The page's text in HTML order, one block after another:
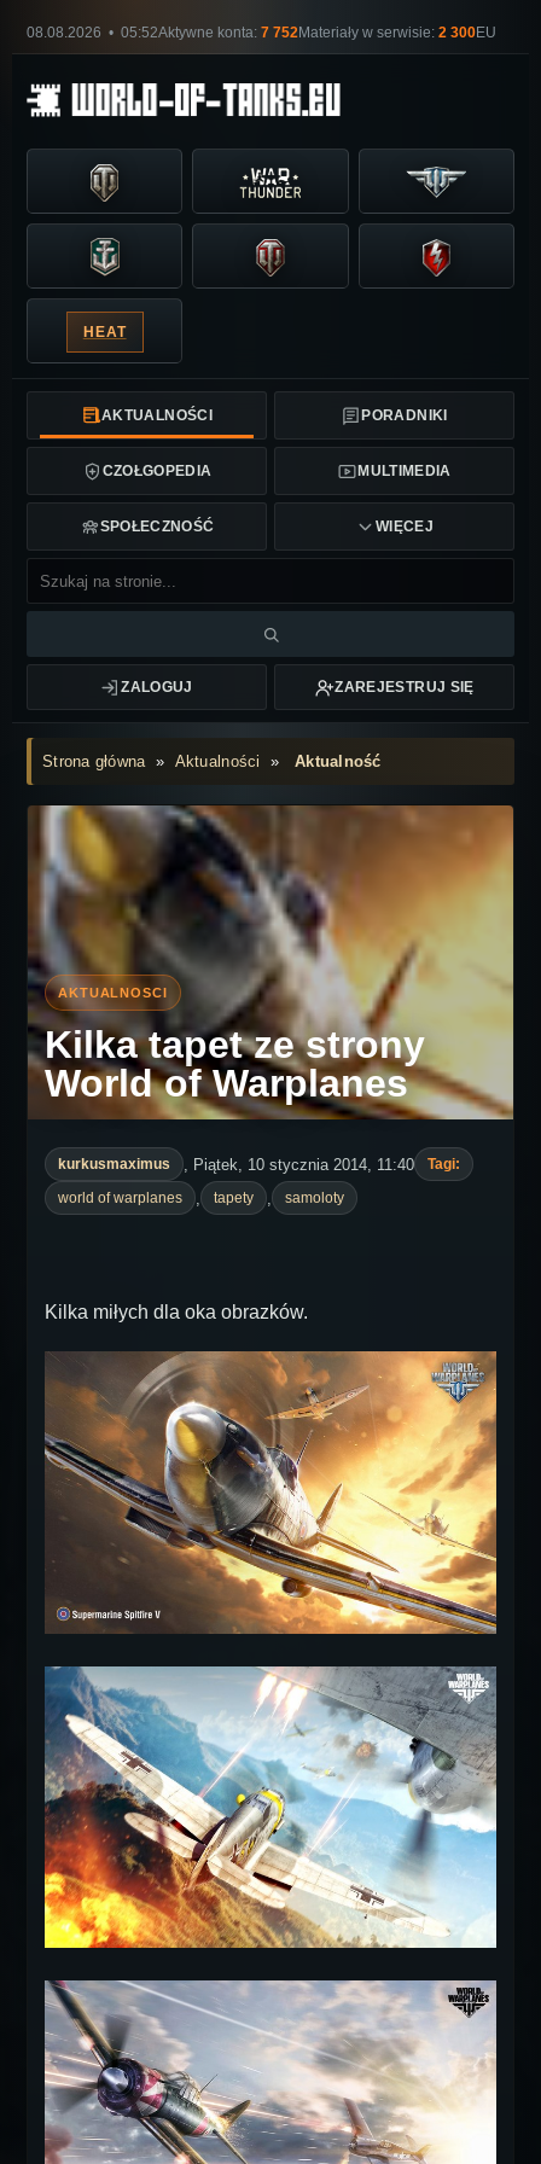
08.08.2026 • 05:52Aktywne konta: 7 752Materiały w serwisie: 2 300EU
HEAT
AKTUALNOŚCI PORADNIKI
CZOŁGOPEDIA MULTIMEDIA
SPOŁECZNOŚĆ WIĘCEJ
ZALOGUJ ZAREJESTRUJ SIĘ
Strona główna» Aktualności »Aktualność
Kilka tapet ze strony
World of Warplanes
kurkusmaximus , Piątek, 10 stycznia 2014, 11:40
Tagi:
world of warplanes
tapety samoloty
Kilka miłych dla oka obrazków.